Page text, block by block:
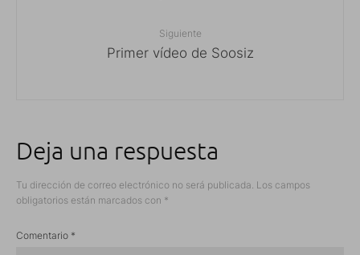
Siguiente
Primer vídeo de Soosiz
Deja una respuesta
Tu dirección de correo electrónico no será publicada. Los campos
obligatorios están marcados con *
Comentario *